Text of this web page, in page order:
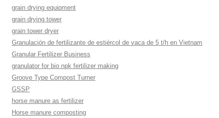
grain drying equipment
grain drying tower
grain tower dryer
Granulación de fertilizante de estiércol de vaca de 5 t/h en Vietnam
Granular Fertilizer Business
granulator for bio npk fertilizer making
Groove Type Compost Turner
GSSP
horse manure as fertilizer
Horse manure composting